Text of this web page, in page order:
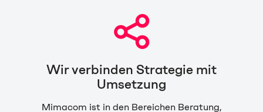
Wir verbinden Strategie mit
Umsetzung
Mimacom ist in den Bereichen Beratung,